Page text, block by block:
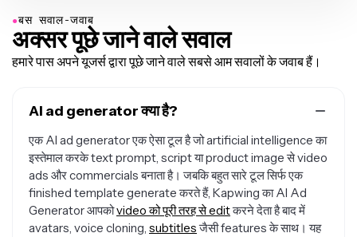
●बस सवाल-जवाब
अक्सर पूछे जाने वाले सवाल
हमारे पास अपने यूजर्स द्वारा पूछे जाने वाले सबसे आम सवालों के जवाब हैं।
AI ad generator क्या है?
एक AI ad generator एक ऐसा टूल है जो artificial intelligence का
इस्तेमाल करके text prompt, script या product image से video
ads और commercials बनाता है। जबकि बहुत सारे टूल सिर्फ एक
finished template generate करते हैं, Kapwing का AI Ad
Generator आपकोvideo को पूरी तरह से editकरने देता है बाद में
avatars, voice cloning, subtitlesजैसी features के साथ। यह